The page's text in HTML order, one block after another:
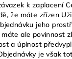
k zaplacení
že máte zřízen
jeho
máte ale povinnost
a úplnost
je však